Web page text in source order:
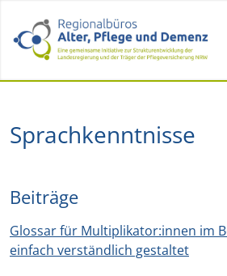
Sprachkenntnisse
Beiträge
Glossar für Multiplikator:innen im
einfach verständlich gestaltet